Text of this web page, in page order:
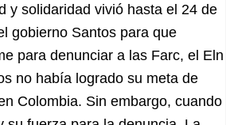
y solidaridad vivió hasta el 24 de
gobierno Santos para que
para denunciar a las Farc, el Eln
no había logrado su meta de
Colombia. Sin embargo, cuando